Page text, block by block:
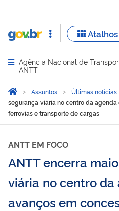
Abrir menu principal de
Agência Nacional de
ANTT
Você está aqui:
Página Inicial
Assuntos Últimas notícias
segurança viária no centro da agenda
ferrovias e transporte de cargas
ANTT EM FOCO
ANTT encerra
viária no centro da
avanços em